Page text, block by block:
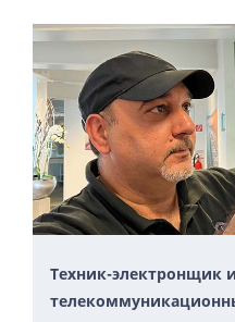
Техник-электронщик